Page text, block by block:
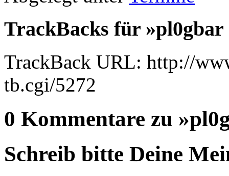
TrackBacks für
TrackBack URL: http://
tb.cgi/5272
0 Kommentare zu
Schreib bitte Deine